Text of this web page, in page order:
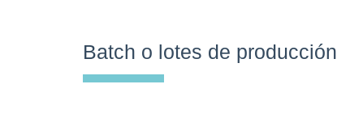
Batch o lotes de producción